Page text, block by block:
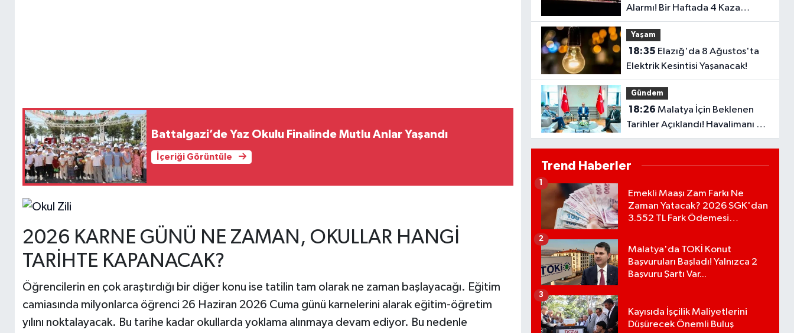
Battalgazi’de Yaz Okulu Finalinde Mutlu Anlar Yaşandı
İçeriği Görüntüle
2026 KARNE GÜNÜ NE ZAMAN, OKULLAR HANGİ
TARİHTE KAPANACAK?
Öğrencilerin en çok araştırdığı bir diğer konu ise tatilin tam olarak ne zaman başlayacağı. Eğitim
camiasında milyonlarca öğrenci 26 Haziran 2026 Cuma günü karnelerini alarak eğitim-öğretim
yılını noktalayacak. Bu tarihe kadar okullarda yoklama alınmaya devam ediyor. Bu nedenle
Alarmı! Bir Haftada 4 Kaza
Yaşandı..
Yaşam
18:35
Elektrik Kesintisi Yaşanacak!
Gündem
18:26
Tarihler Açıklandı! Havalimanı ve
Çevre Yolu Açılıyor..
Trend Haberler
Emekli Maaşı Zam Farkı Ne
Zaman Yatacak? 2026 SGK'dan
3.552 TL Fark Ödemesi
1
Malatya'da TOKİ Konut
Başvuruları Başladı! Yalnızca 2
Başvuru Şartı Var...
2
Kayısıda İşçilik Maliyetlerini
Düşürecek Önemli Buluş
3